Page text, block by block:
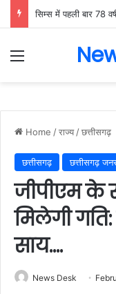
Menu
Home /राज्य /छत्तीसगढ़
छत्तीसगढ़ छत्तीसगढ़
जीपीएम के
मिलेगी
साय….
News Desk